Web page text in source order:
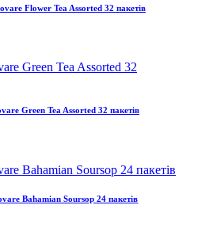
Flower Tea Assorted 32 пакетів
Green Tea Assorted 32 пакетів
Bahamian Soursop 24 пакетів